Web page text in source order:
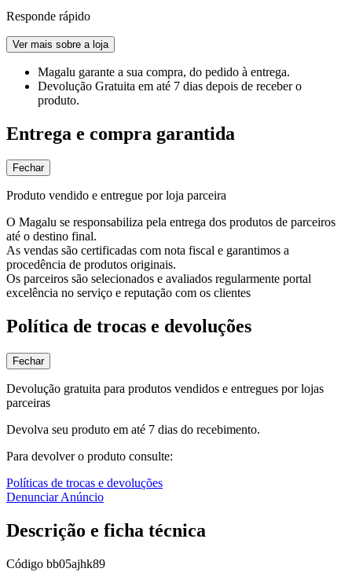
Responde rápido
Ver mais sobre a loja
Magalu garante a sua compra, do pedido à entrega.
Devolução Gratuita em até 7 dias depois de receber o
produto.
Entrega e compra garantida
Fechar
Produto vendido e entregue por loja parceira
O Magalu se responsabiliza pela entrega dos produtos de parceiros
até o destino final.
As vendas são certificadas com nota fiscal e garantimos a
procedência de produtos originais.
Os parceiros são selecionados e avaliados regularmente portal
excelência no serviço e reputação com os clientes
Política de trocas e devoluções
Fechar
Devolução gratuita para produtos vendidos e entregues por lojas
parceiras
Devolva seu produto em até 7 dias do recebimento.
Para devolver o produto consulte:
Políticas de trocas e devoluções
Denunciar Anúncio
Descrição e ficha técnica
Código bb05ajhk89